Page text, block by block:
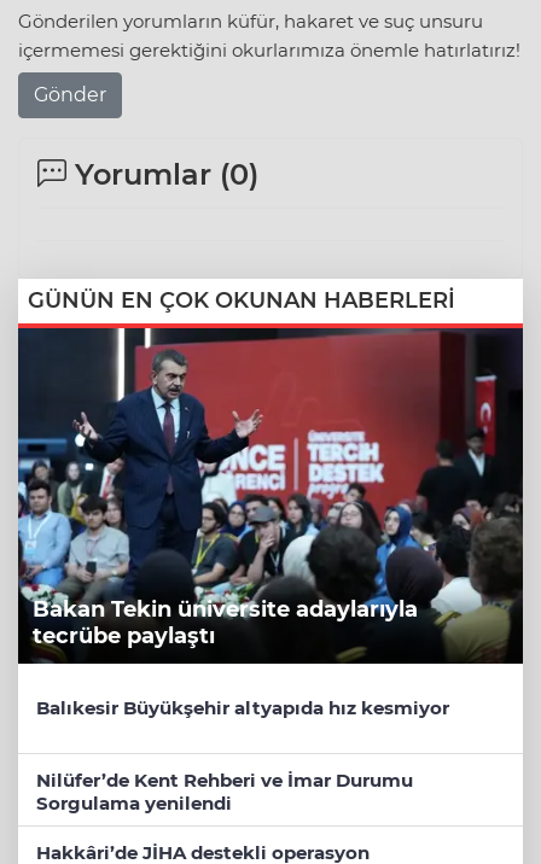
Gönderilen yorumların küfür, hakaret ve suç unsuru
içermemesi gerektiğini okurlarımıza önemle hatırlatırız!
Gönder
Yorumlar (0)
GÜNÜN EN ÇOK OKUNAN HABERLERİ
Bakan Tekin üniversite adaylarıyla
tecrübe paylaştı
Balıkesir Büyükşehir altyapıda hız kesmiyor
Nilüfer’de Kent Rehberi ve İmar Durumu
Sorgulama yenilendi
Hakkâri’de JİHA destekli operasyon